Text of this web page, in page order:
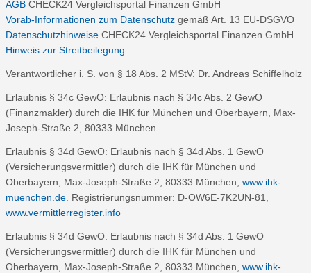
AGB CHECK24 Vergleichsportal Finanzen GmbH
Vorab-Informationen zum Datenschutz gemäß Art. 13 EU-DSGVO
Datenschutzhinweise CHECK24 Vergleichsportal Finanzen GmbH
Hinweis zur Streitbeilegung
Verantwortlicher i. S. von § 18 Abs. 2 MStV: Dr. Andreas Schiffelholz
Erlaubnis § 34c GewO: Erlaubnis nach § 34c Abs. 2 GewO
(Finanzmakler) durch die IHK für München und Oberbayern, Max-
Joseph-Straße 2, 80333 München
Erlaubnis § 34d GewO: Erlaubnis nach § 34d Abs. 1 GewO
(Versicherungsvermittler) durch die IHK für München und
Oberbayern, Max-Joseph-Straße 2, 80333 München, www.ihk-
muenchen.de . Registrierungsnummer: D-OW6E-7K2UN-81,
www.vermittlerregister.info
Erlaubnis § 34d GewO: Erlaubnis nach § 34d Abs. 1 GewO
(Versicherungsvermittler) durch die IHK für München und
Oberbayern, Max-Joseph-Straße 2, 80333 München, www.ihk-